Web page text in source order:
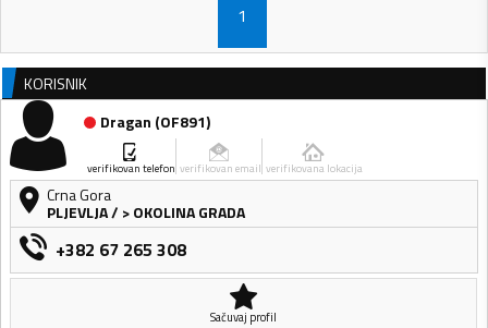
1
KORISNIK
Dragan (OF891)
verifikovan telefon verifikovan email verifikovana lokacija
Crna Gora
PLJEVLJA/ > OKOLINA GRADA
+382 67 265 308
Sačuvaj profil